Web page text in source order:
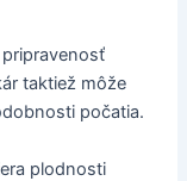
taktiež môže
počatia.
plodnosti